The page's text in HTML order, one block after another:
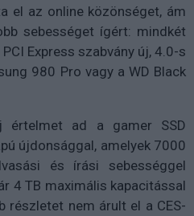
el az online közönséget, ám
sebességet ígért: mindkét
Express szabvány új, 4.0-s
980 Pro vagy a WD Black
értelmet ad a gamer SSD
újdonsággal, amelyek 7000
és írási sebességgel
4 TB maximális kapacitással
részletet nem árult el a CES-